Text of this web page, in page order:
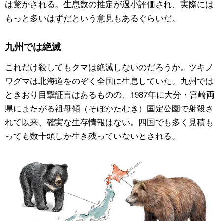
は驚かされる。生息数の推定が過小評価され、実際には
もっと多いはずだという意見もあるぐらいだ。
九州では絶滅
これだけ殺してもクマは絶滅しないのだろうか。ツキノ
ワグマは北海道をのぞく全国に生息していた。九州では
ときおり目撃証言はあるものの、1987年に大分・宮崎両
県にまたがる祖母傾（そぼかたむき）国定公園で射殺さ
れて以来、確実な生存情報はない。四国でも多く見積も
っても数十頭しか生き残っていないとされる。